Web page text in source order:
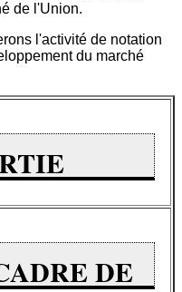
de l'Union.
l'activité de notation
du marché
DE